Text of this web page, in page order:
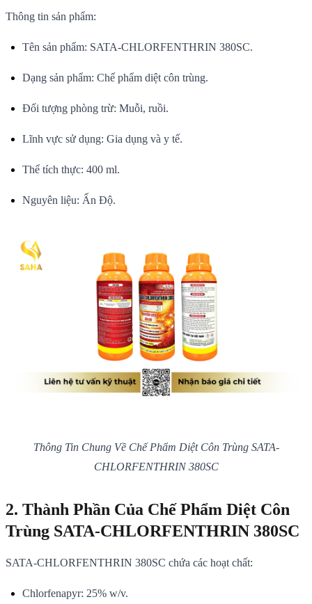
Thông tin sản phẩm:
Tên sản phẩm: SATA-CHLORFENTHRIN 380SC.
Dạng sản phẩm: Chế phẩm diệt côn trùng.
Đối tượng phòng trừ: Muỗi, ruồi.
Lĩnh vực sử dụng: Gia dụng và y tế.
Thể tích thực: 400 ml.
Nguyên liệu: Ấn Độ.
Thông Tin Chung Về Chế Phẩm Diệt Côn Trùng SATA-
CHLORFENTHRIN 380SC
2. Thành Phần Của Chế Phẩm Diệt Côn
Trùng SATA-CHLORFENTHRIN 380SC
SATA-CHLORFENTHRIN 380SC chứa các hoạt chất:
Chlorfenapyr: 25% w/v.